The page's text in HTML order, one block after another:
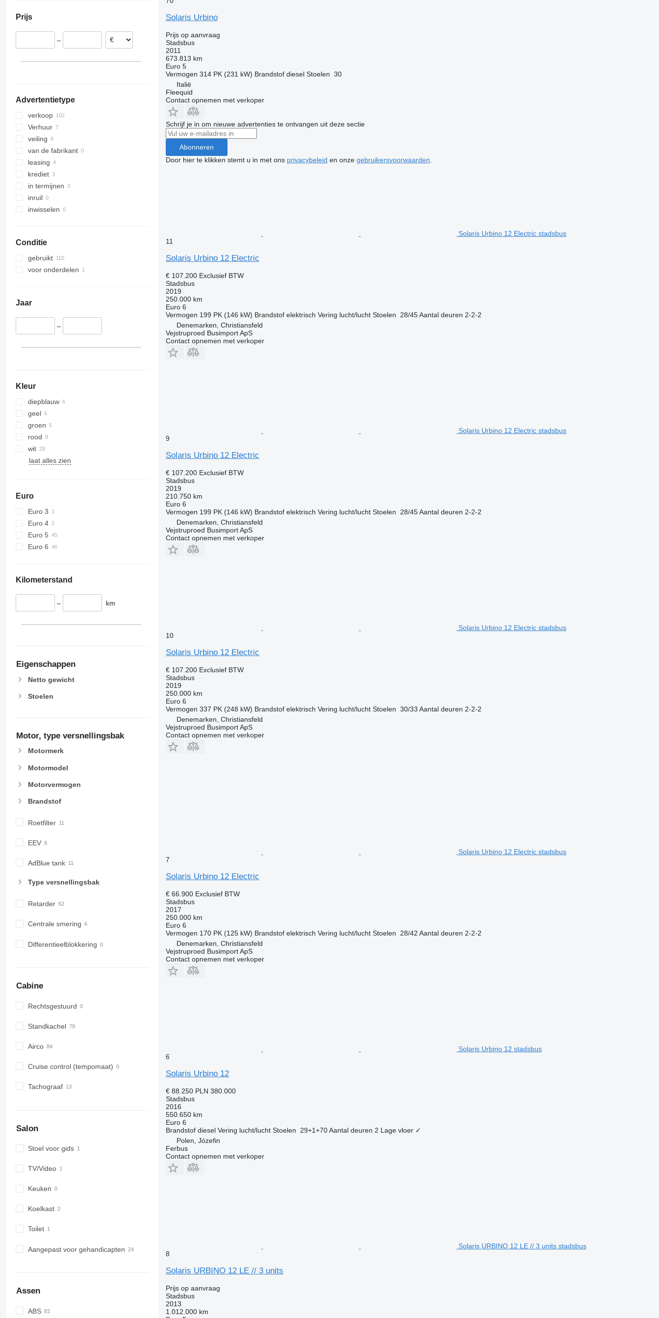
Litouwen
Zweden
Prijs
–
Advertentietype
verkoop
Verhuur
veiling
van de fabrikant
leasing
krediet
in termijnen
inruil
inwisselen
Conditie
gebruikt
voor onderdelen
Jaar
–
Kleur
diepblauw
geel
groen
rood
wit
laat alles zien
Euro
Euro 3
Euro 4
Euro 5
Euro 6
Kilometerstand
– km
Eigenschappen
Netto gewicht
Stoelen
Motor, type versnellingsbak
Motormerk
Motormodel
Motorvermogen
Brandstof
Roetfilter
EEV
AdBlue tank
Type versnellingsbak
Retarder
Centrale smering
Differentieelblokkering
Cabine
Rechtsgestuurd
Standkachel
Airco
Cruise control (tempomaat)
Tachograaf
Salon
Stoel voor gids
TV/Video
Keuken
Koelkast
Toilet
Aangepast voor gehandicapten
Assen
ABS
Solaris Urbino
Prijs op aanvraag
Stadsbus
2011
673.813 km
Euro 5
Vermogen 314 PK (231 kW) Brandstof diesel Stoelen 30
Italië
Fleequid
Contact opnemen met verkoper
Schrijf je in om nieuwe advertenties te ontvangen uit deze sectie
Abonneren
Door hier te klikken stemt u in met ons privacybeleid en onze gebruikersvoorwaarden
Solaris Urbino 12 Electric stadsbus
11
Solaris Urbino 12 Electric
€ 107.200 Exclusief BTW
Stadsbus
2019
250.000 km
Euro 6
Vermogen 199 PK (146 kW) Brandstof elektrisch Vering lucht/lucht Stoelen 28/45 Aantal deuren 2-2-2
Denemarken, Christiansfeld
Vejstruproed Busimport ApS
Contact opnemen met verkoper
Solaris Urbino 12 Electric stadsbus
9
Solaris Urbino 12 Electric
€ 107.200 Exclusief BTW
Stadsbus
2019
210.750 km
Euro 6
Vermogen 199 PK (146 kW) Brandstof elektrisch Vering lucht/lucht Stoelen 28/45 Aantal deuren 2-2-2
Denemarken, Christiansfeld
Vejstruproed Busimport ApS
Contact opnemen met verkoper
Solaris Urbino 12 Electric stadsbus
10
Solaris Urbino 12 Electric
€ 107.200 Exclusief BTW
Stadsbus
2019
250.000 km
Euro 6
Vermogen 337 PK (248 kW) Brandstof elektrisch Vering lucht/lucht Stoelen 30/33 Aantal deuren 2-2-2
Denemarken, Christiansfeld
Vejstruproed Busimport ApS
Contact opnemen met verkoper
Solaris Urbino 12 Electric stadsbus
7
Solaris Urbino 12 Electric
€ 66.900 Exclusief BTW
Stadsbus
2017
250.000 km
Euro 6
Vermogen 170 PK (125 kW) Brandstof elektrisch Vering lucht/lucht Stoelen 28/42 Aantal deuren 2-2-2
Denemarken, Christiansfeld
Vejstruproed Busimport ApS
Contact opnemen met verkoper
Solaris Urbino 12 stadsbus
6
Solaris Urbino 12
€ 88.250 PLN 380.000
Stadsbus
2016
550.650 km
Euro 6
Brandstof diesel Vering lucht/lucht Stoelen 29+1+70 Aantal deuren 2 Lage vloer ✓
Polen, Józefin
Ferbus
Contact opnemen met verkoper
Solaris URBINO 12 LE // 3 units stadsbus
8
Solaris URBINO 12 LE // 3 units
Prijs op aanvraag
Stadsbus
2013
1.012.000 km